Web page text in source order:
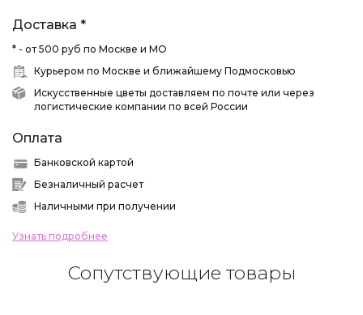
Доставка *
* - от 500 руб по Москве и МО
Курьером по Москве и ближайшему Подмосковью
Искусственные цветы доставляем по почте или через
логистические компании по всей России
Оплата
Банковской картой
Безналичный расчет
Наличными при получении
Узнать подробнее
Сопутствующие товары